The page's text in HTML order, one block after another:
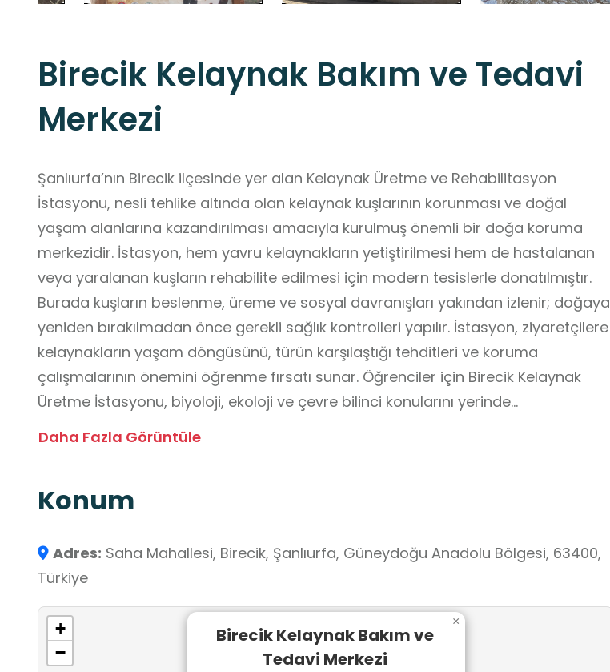
Birecik Kelaynak Bakım ve Tedavi
Merkezi
Şanlıurfa’nın Birecik ilçesinde yer alan Kelaynak Üretme ve Rehabilitasyon
İstasyonu, nesli tehlike altında olan kelaynak kuşlarının korunması ve doğal
yaşam alanlarına kazandırılması amacıyla kurulmuş önemli bir doğa koruma
merkezidir. İstasyon, hem yavru kelaynakların yetiştirilmesi hem de hastalanan
veya yaralanan kuşların rehabilite edilmesi için modern tesislerle donatılmıştır.
Burada kuşların beslenme, üreme ve sosyal davranışları yakından izlenir; doğaya
yeniden bırakılmadan önce gerekli sağlık kontrolleri yapılır. İstasyon, ziyaretçilere
kelaynakların yaşam döngüsünü, türün karşılaştığı tehditleri ve koruma
çalışmalarının önemini öğrenme fırsatı sunar. Öğrenciler için Birecik Kelaynak
Üretme İstasyonu, biyoloji, ekoloji ve çevre bilinci konularını yerinde
öğrenirler.
Daha Fazla Görüntüle
Konum
Adres: Saha Mahallesi, Birecik, Şanlıurfa, Güneydoğu Anadolu Bölgesi, 63400,
Türkiye
Birecik Kelaynak Bakım ve
Tedavi Merkezi
×
+
−